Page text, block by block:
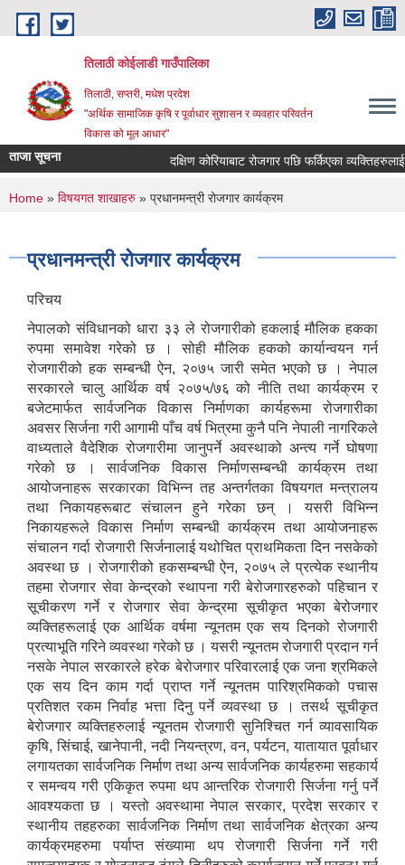
Skip to main content
तिलाठी कोईलाडी गाउँपालिका
तिलाठी, सप्तरी, मधेश प्रदेश
"अर्थिक सामाजिक कृषि र पूर्वाधार सुशासन र व्यवहार परिवर्तन
विकास को मूल आधार"
ताजा सूचना दक्षिण कोरियाबाट रोजगार पछि फर्किएका
You are here
Home » विषयगत शाखाहरु » प्रधानमन्त्री रोजगार कार्यक्रम
प्रधानमन्त्री रोजगार कार्यक्रम
परिचय
नेपालको संविधानको धारा ३३ ले रोजगारीको हकलाई मौलिक हकका
रुपमा समावेश गरेको छ । सोही मौलिक हकको कार्यान्वयन गर्न
रोजगारीको हक सम्बन्धी ऐन, २०७५ जारी समेत भएको छ । नेपाल
सरकारले चालु आर्थिक वर्ष २०७५/७६ को नीति तथा कार्यक्रम र
बजेटमार्फत सार्वजनिक विकास निर्माणका कार्यहरूमा रोजगारीका
अवसर सिर्जना गरी आगामी पाँच वर्ष भित्रमा कुनै पनि नेपाली नागरिकले
वाध्यताले वैदेशिक रोजगारीमा जानुपर्ने अवस्थाको अन्त्य गर्ने घोषणा
गरेको छ । सार्वजनिक विकास निर्माणसम्बन्धी कार्यक्रम तथा
आयोजनाहरू सरकारका विभिन्न तह अन्तर्गतका विषयगत मन्त्रालय
तथा निकायहरूबाट संचालन हुने गरेका छन् । यसरी विभिन्न
निकायहरूले विकास निर्माण सम्बन्धी कार्यक्रम तथा आयोजनाहरू
संचालन गर्दा रोजगारी सिर्जनालाई यथोचित प्राथमिकता दिन नसकेको
अवस्था छ । रोजगारीको हकसम्बन्धी ऐन, २०७५ ले प्रत्येक स्थानीय
तहमा रोजगार सेवा केन्द्रको स्थापना गरी बेरोजगारहरुको पहिचान र
सूचीकरण गर्ने र रोजगार सेवा केन्द्रमा सूचीकृत भएका बेरोजगार
व्यक्तिहरूलाई एक आर्थिक वर्षमा न्यूनतम एक सय दिनको रोजगारी
प्रत्याभूति गरिने व्यवस्था गरेको छ । यसरी न्यूनतम रोजगारी प्रदान गर्न
नसके नेपाल सरकारले हरेक बेरोजगार परिवारलाई एक जना श्रमिकले
एक सय दिन काम गर्दा प्राप्त गर्ने न्यूनतम पारिश्रमिकको पचास
प्रतिशत रकम निर्वाह भत्ता दिनु पर्ने व्यवस्था छ । तसर्थ सूचीकृत
बेरोजगार व्यक्तिहरुलाई न्यूनतम रोजगारी सुनिश्चित गर्न व्यावसायिक
कृषि, सिंचाई, खानेपानी, नदी नियन्त्रण, वन, पर्यटन, यातायात पूर्वाधार
लगायतका सार्वजनिक निर्माण तथा अन्य सार्वजनिक कार्यहरुमा सहकार्य
र समन्वय गरी एकिकृत रुपमा थप आन्तरिक रोजगारी सिर्जना गर्नु पर्ने
आवश्यकता छ । यस्तो अवस्थामा नेपाल सरकार, प्रदेश सरकार र
स्थानीय तहहरुका सार्वजनिक निर्माण तथा सार्वजनिक क्षेत्रका अन्य
कार्यक्रमहरुमा पर्याप्त संख्यामा थप रोजगारी सिर्जना गर्ने गरी